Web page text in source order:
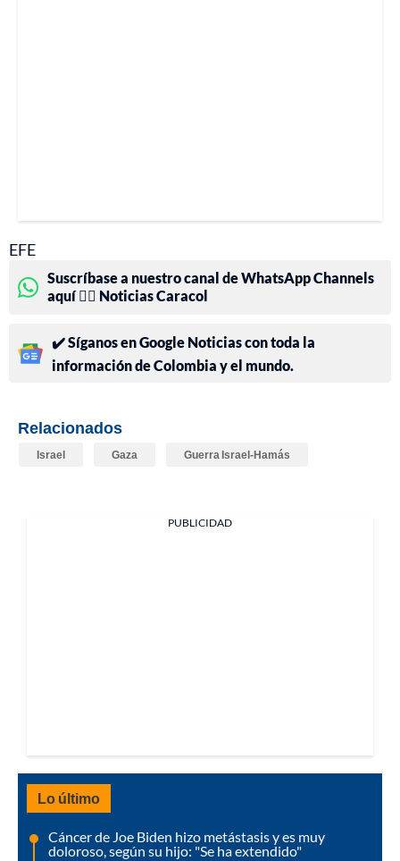
EFE
Suscríbase a nuestro canal de WhatsApp Channels
aquí 👉🏻 Noticias Caracol
✔️ Síganos en Google Noticias con toda la
información de Colombia y el mundo.
Relacionados
Israel Gaza Guerra Israel-Hamás
PUBLICIDAD
Lo último
Cáncer de Joe Biden hizo metástasis y es muy
doloroso, según su hijo: "Se ha extendido"